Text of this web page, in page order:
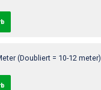
(Doubliert = 10-12 meter)